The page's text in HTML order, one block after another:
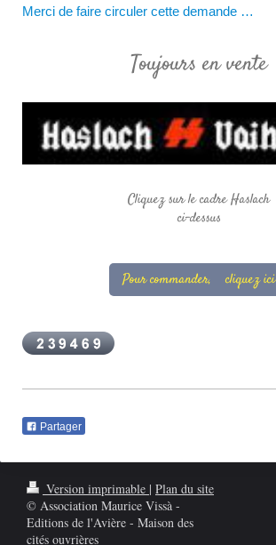
Merci de faire circuler cette demande …
Toujours en vente
Cliquez sur le cadre Haslach
ci-dessus
Pour commander, cliquez ici
Partager
Version imprimable | Plan du site
© Association Maurice Vissà -
Editions de l'Avière - Maison des
cités ouvrières